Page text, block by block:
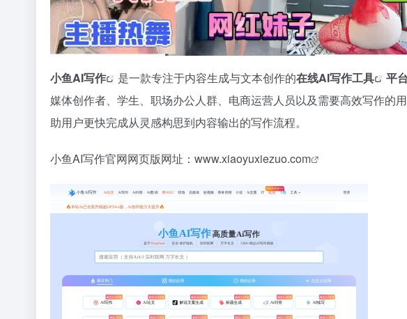
小鱼AI写作 是一款专注于内容生成与文本创作的在线AI写作工具 平台
媒体创作者、学生、职场办公人群、电商运营人员以及需要高效写作的
助用户更快完成从灵感构思到内容输出的写作流程。
小鱼AI写作官网网页版网址： www.xiaoyuxiezuo.com